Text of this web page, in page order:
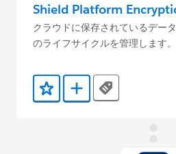
Shield Platform
クラウドに保存されているデー
のライフサイクルを管理します。
お気に入りに保存する
Trailmix に追加
Tags